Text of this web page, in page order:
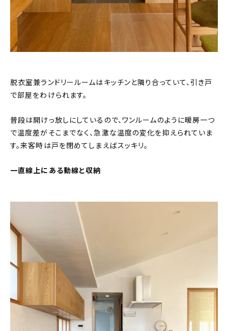
脱衣室兼ランドリールームはキッチンと隣り合っていて、引き戸
で部屋をわけられます。
普段は開けっ放しにしているので、ワンルームのように暖房一つ
で温度差がそこまでなく、急激な温度の変化を抑えられていま
す。来客時は戸を閉めてしまえばスッキリ。
一直線上にある動線と収納